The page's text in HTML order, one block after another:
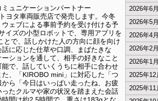
ュニケーションパートナー
ヨタ車両販売店で発売します。今冬
ェブによる事前予約を受け付ける予
イズの小型ロボットで、専用アプリを
で、話しかけた人の方向に顔を向け
に応じた仕草や口調、まばたきな
ションを通して、相手の好きなこと
で、話していくうちに相手に合わせ
、「KIROBO mini」に対応した「つ
ら「今日はいっぱい走ったね、お疲
たクルマや家の状況を踏まえた会話
2026年6月
2026年5月
2026年4月
2026年2月
2026年1月
2025年12
2025年11